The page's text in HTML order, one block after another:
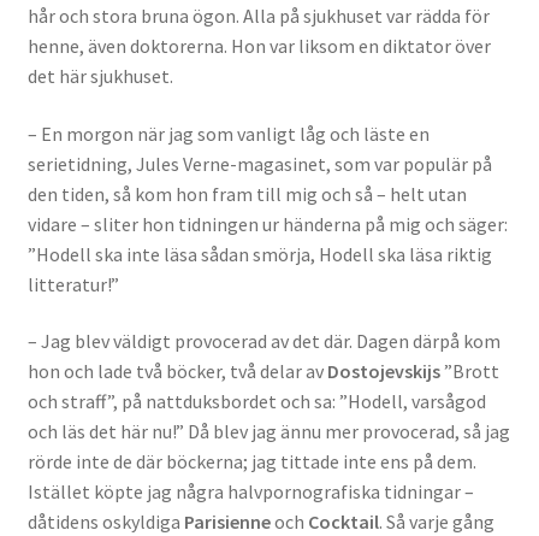
hår och stora bruna ögon. Alla på sjukhuset var rädda för
henne, även doktorerna. Hon var liksom en diktator över
det här sjukhuset.
– En morgon när jag som vanligt låg och läste en
serietidning, Jules Verne-magasinet, som var populär på
den tiden, så kom hon fram till mig och så – helt utan
vidare – sliter hon tidningen ur händerna på mig och säger:
”Hodell ska inte läsa sådan smörja, Hodell ska läsa riktig
litteratur!”
– Jag blev väldigt provocerad av det där. Dagen därpå kom
hon och lade två böcker, två delar av Dostojevskijs”Brott
och straff”, på nattduksbordet och sa: ”Hodell, varsågod
och läs det här nu!” Då blev jag ännu mer provocerad, så jag
rörde inte de där böckerna; jag tittade inte ens på dem.
Istället köpte jag några halvpornografiska tidningar –
dåtidens oskyldiga Parisienneoch Cocktail. Så varje gång